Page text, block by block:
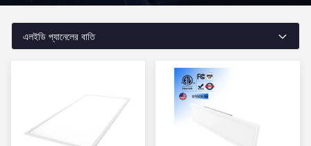
এলইডি প্যানেলের বাতি